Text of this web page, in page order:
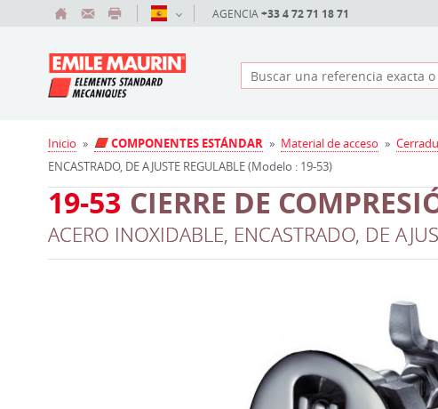
AGENCIA +33 4 72 71 18 71
Inicio » COMPONENTES ESTÁNDAR » Material de acceso »
ENCASTRADO, DE AJUSTE REGULABLE (Modelo : 19-53)
19-53 CIERRE DE
ACERO INOXIDABLE, ENCASTRADO, DE